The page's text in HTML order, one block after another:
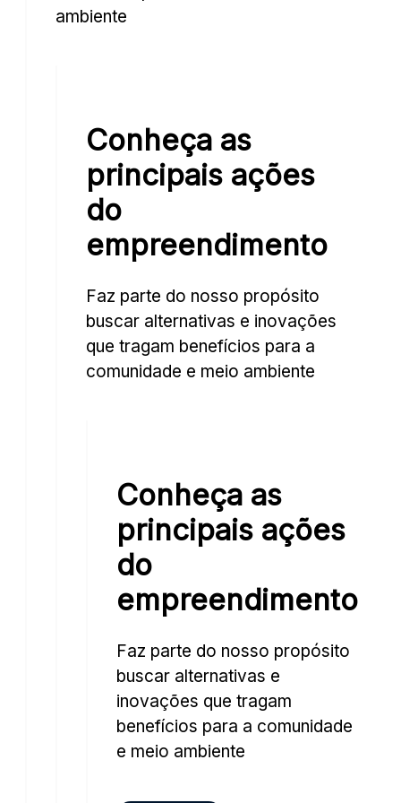
todos
claraboias,
permitem
entrada
reduzindo
consumo
confortável.
ambiente
Solar
Possuímos
nossa
própria
módulos
captação,
energia
consumida
nossas
comuns.
Conheça as
principais ações
do
empreendimento
Faz parte do nosso propósito
buscar alternativas e inovações
que tragam benefícios para a
comunidade e meio ambiente
Interno
Em
nosso
projeto
de
Conheça as
principais ações
do
empreendimento
Faz parte do nosso propósito
buscar alternativas e
inovações que tragam
benefícios para a comunidade
e meio ambiente